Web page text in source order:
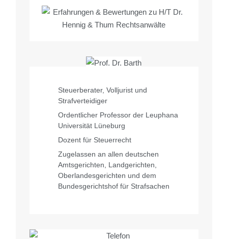
Steuerberater, Volljurist und
Strafverteidiger
Ordentlicher Professor der Leuphana
Universität Lüneburg
Dozent für Steuerrecht
Zugelassen an allen deutschen
Amtsgerichten, Landgerichten,
Oberlandesgerichten und dem
Bundesgerichtshof für Strafsachen